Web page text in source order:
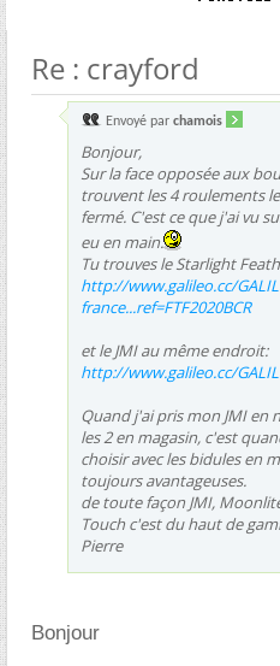
Re : crayford
Envoyé par chamois
Bonjour,
Sur la face opposée aux
trouvent les 4 roulements
fermé. C'est ce que j'ai vu
eu en main.
Tu trouves le Starlight
http://www.galileo.cc/
france...ref=FTF2020BCR
et le JMI au même endroit:
http://www.galileo.cc/
Quand j'ai pris mon JMI en
les 2 en magasin, c'est
choisir avec les bidules en
toujours avantageuses.
de toute façon JMI,
Touch c'est du haut de
Pierre
Bonjour